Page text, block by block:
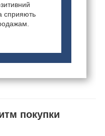
сприяють
покупки